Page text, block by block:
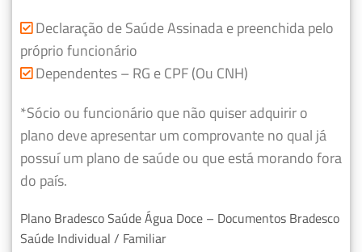
Declaração de Saúde Assinada e preenchida pelo
próprio funcionário
Dependentes – RG e CPF (Ou CNH)
*Sócio ou funcionário que não quiser adquirir o
plano deve apresentar um comprovante no qual já
possuí um plano de saúde ou que está morando fora
do país.
Plano Bradesco Saúde Água Doce – Documentos Bradesco
Saúde Individual / Familiar